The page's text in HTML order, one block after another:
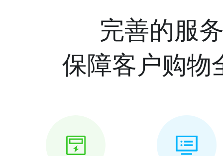
完善的服
保障客户购物